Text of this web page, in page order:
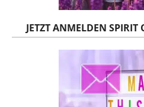
JETZT ANMELDEN SPIRIT